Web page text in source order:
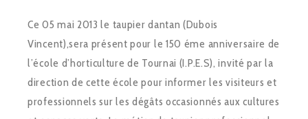
Ce 05 mai 2013 le taupier dantan (Dubois
Vincent),sera présent pour le 150 éme anniversaire de
l’école d’horticulture de Tournai (I.P.E.S), invité par la
direction de cette école pour informer les visiteurs et
professionnels sur les dégâts occasionnés aux cultures